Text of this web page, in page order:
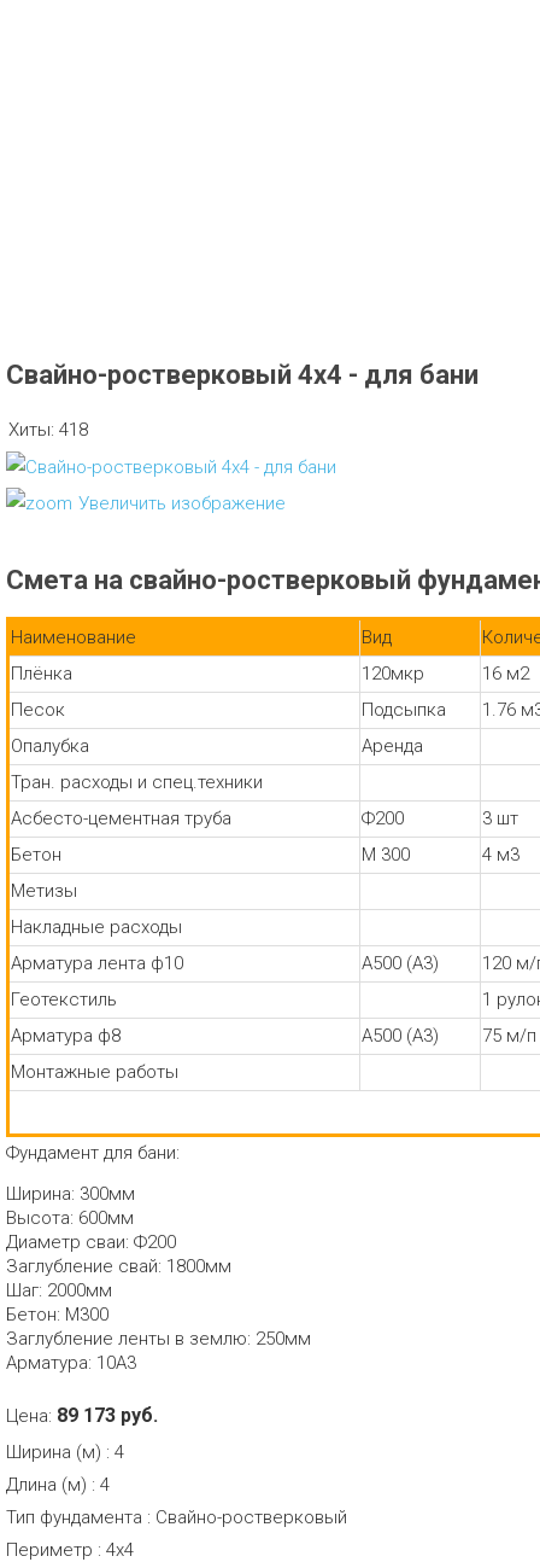
Свайно-ростверковый 4х4 - для бани
Хиты: 418
Увеличить изображение
Смета на свайно-ростверковый
Наименование Вид
Плёнка
120мкр
16 м2
Песок
Подсыпка
1.76
Опалубка
Аренда
Тран. расходы и спец.техники
Асбесто-цементная труба
Ф200
3 шт
Бетон
М 300
4 м3
Метизы
Накладные расходы
Арматура лента ф10
А500 (А3)
120 м/
Геотекстиль
1
Арматура ф8
А500 (А3)
75 м/п
Монтажные работы
Фундамент для бани:
Ширина: 300мм
Высота: 600мм
Диаметр сваи: Ф200
Заглубление свай: 1800мм
Шаг: 2000мм
Бетон: М300
Заглубление ленты в землю: 250мм
Арматура: 10А3
Цена: 89 173 руб.
Ширина (м) : 4
Длина (м) : 4
Тип фундамента : Свайно-ростверковый
Периметр : 4х4